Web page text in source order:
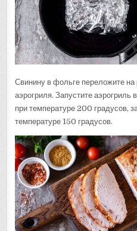
Свинину в фольге переложите
аэрогриля. Запустите
при температуре 200 градусов,
температуре 150 градусов.